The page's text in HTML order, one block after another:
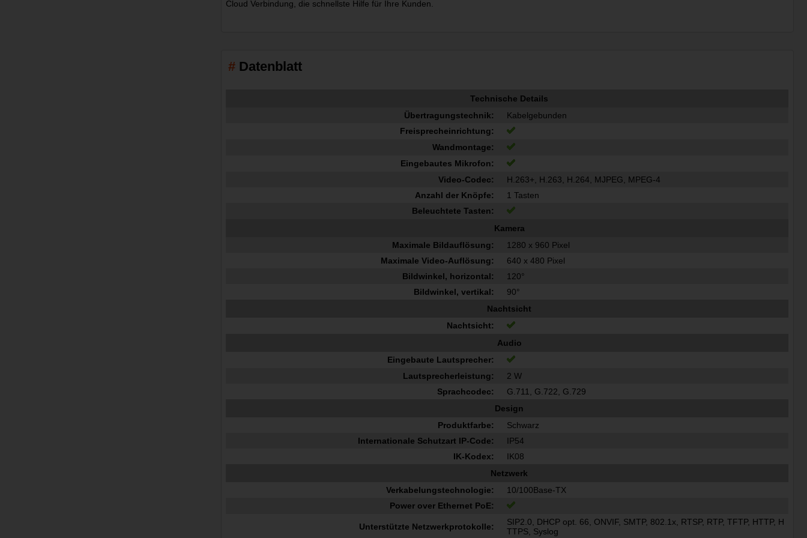
Cloud Verbindung, die schnellste Hilfe für Ihre Kunden.
Datenblatt
Technische Details
Übertragungstechnik:
Kabelgebunden
Freisprecheinrichtung:
Wandmontage:
Eingebautes Mikrofon:
Video-Codec:
H.263+, H.263, H.264, MJPEG, MPEG-4
Anzahl der Knöpfe:
1 Tasten
Beleuchtete Tasten:
Kamera
Maximale Bildauflösung:
1280 x 960 Pixel
Maximale Video-Auflösung:
640 x 480 Pixel
Bildwinkel, horizontal:
120°
Bildwinkel, vertikal:
90°
Nachtsicht
Nachtsicht:
Audio
Eingebaute Lautsprecher:
Lautsprecherleistung:
2 W
Sprachcodec:
G.711, G.722, G.729
Design
Produktfarbe:
Schwarz
Internationale Schutzart IP-Code:
IP54
IK-Kodex:
IK08
Netzwerk
Verkabelungstechnologie:
10/100Base-TX
Power over Ethernet PoE:
Unterstützte Netzwerkprotokolle:
SIP2.0, DHCP opt. 66, ONVIF, SMTP, 802.1x, RTSP, RTP, TFTP, HTTP, H
TTPS, Syslog